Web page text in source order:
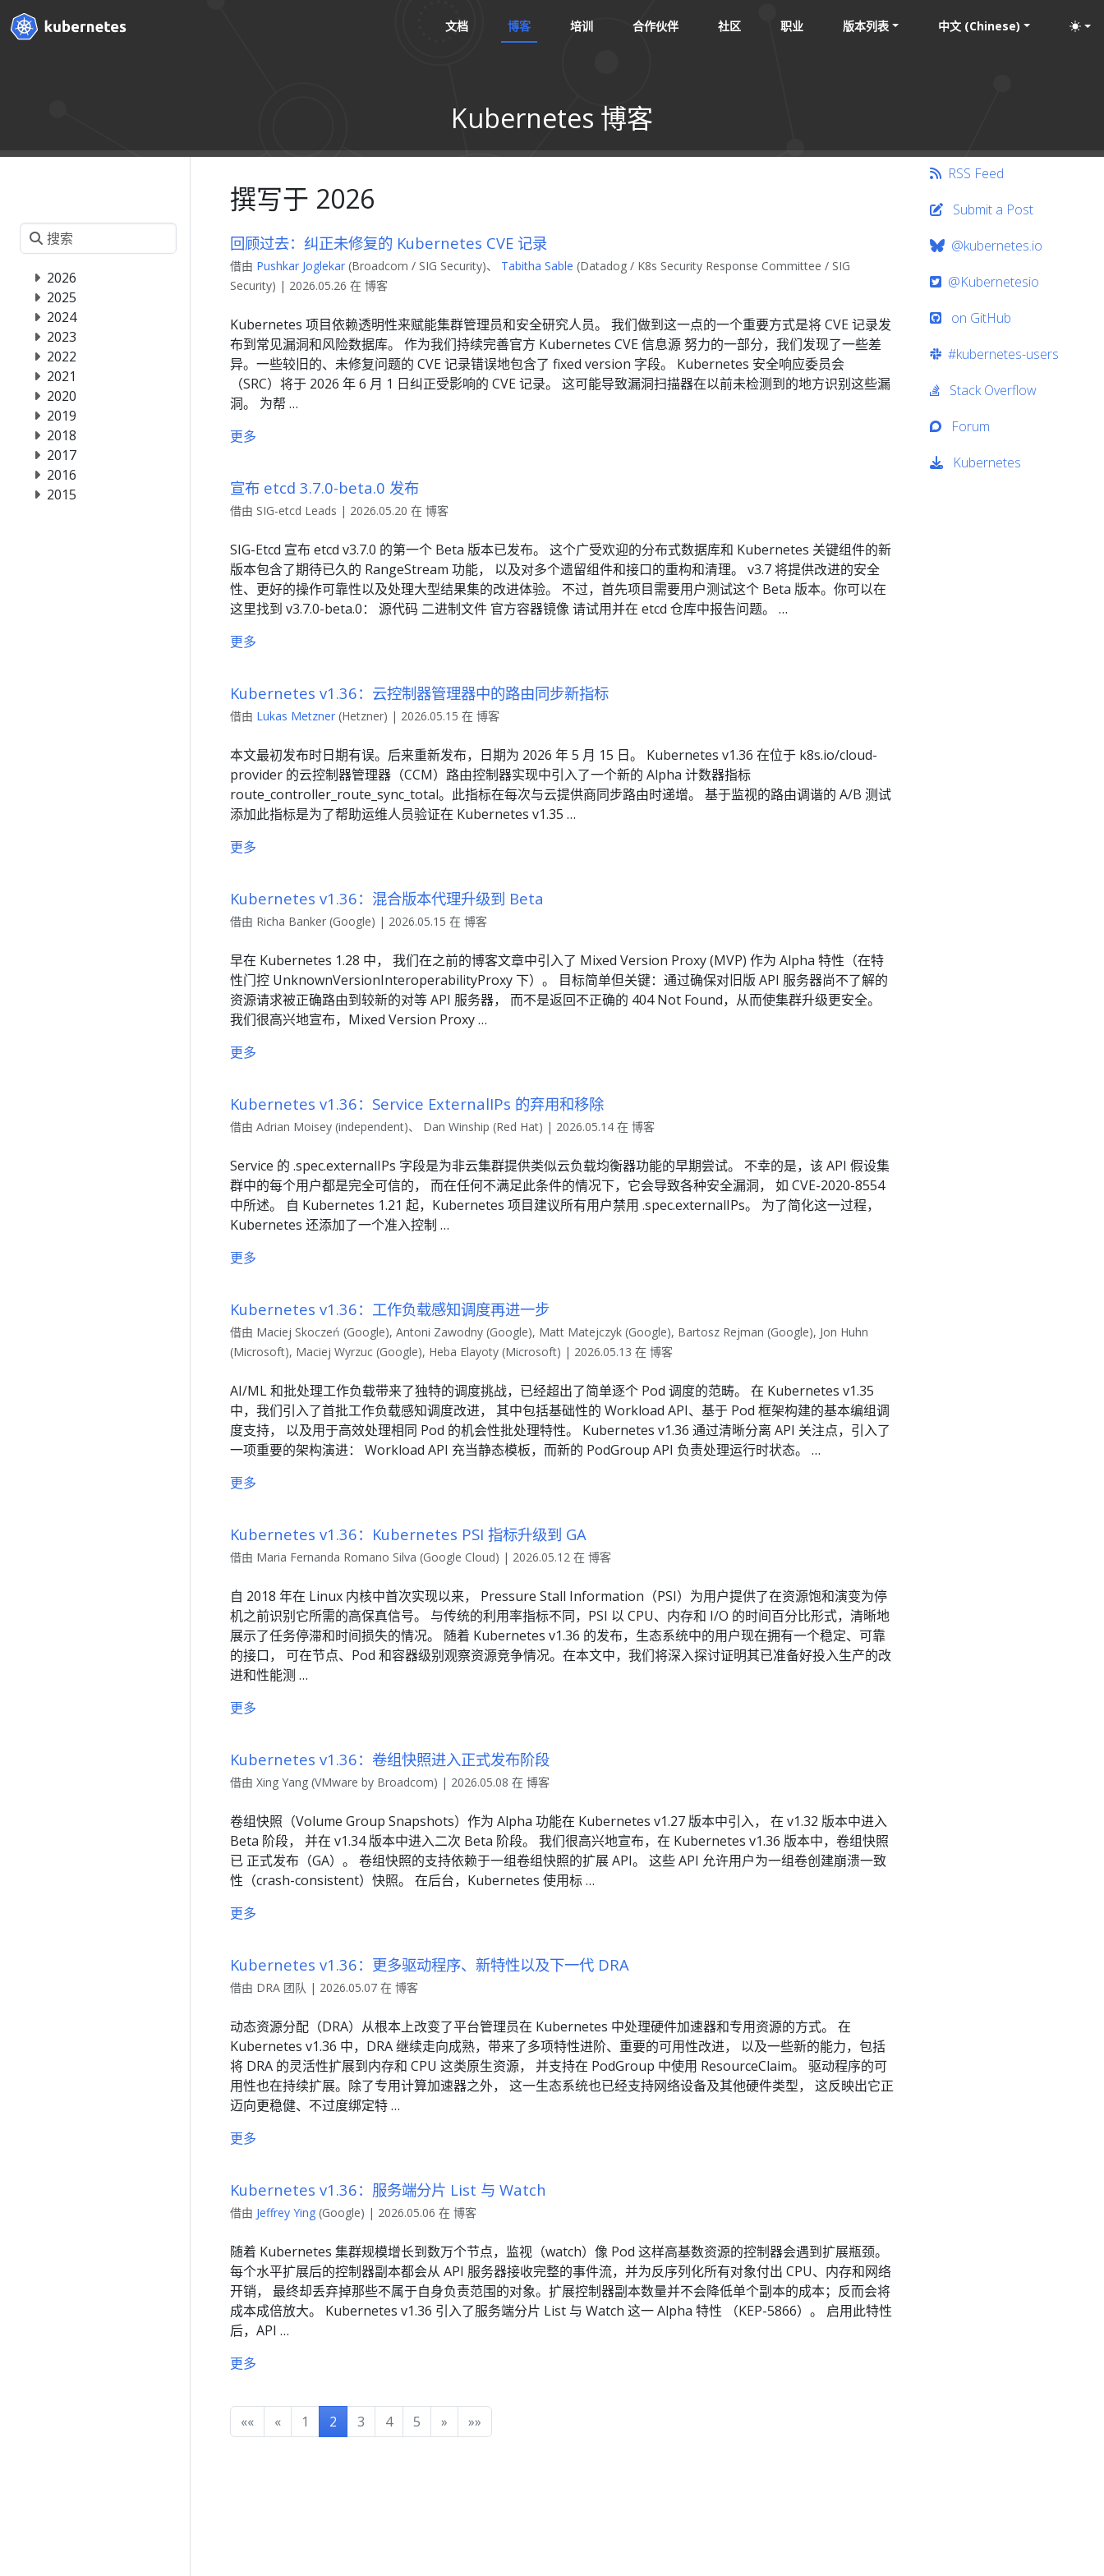
文档 博客 培训 合作伙伴 社区 职业 版本列表 中文 (Chinese)
Kubernetes 博客
2026
2025
2024
2023
2022
2021
2020
2019
2018
2017
2016
2015
撰写于 2026
回顾过去：纠正未修复的 Kubernetes CVE 记录
借由 Pushkar Joglekar (Broadcom / SIG Security)、 Tabitha Sable (Datadog / K8s Security Response Committee / SIG
Security) | 2026.05.26 在 博客
Kubernetes 项目依赖透明性来赋能集群管理员和安全研究人员。 我们做到这一点的一个重要方式是将 CVE 记录发
布到常见漏洞和风险数据库。 作为我们持续完善官方 Kubernetes CVE 信息源 努力的一部分，我们发现了一些差
异。一些较旧的、未修复问题的 CVE 记录错误地包含了 fixed version 字段。 Kubernetes 安全响应委员会
（SRC）将于 2026 年 6 月 1 日纠正受影响的 CVE 记录。 这可能导致漏洞扫描器在以前未检测到的地方识别这些漏
洞。 为帮 …
更多
宣布 etcd 3.7.0-beta.0 发布
借由 SIG-etcd Leads | 2026.05.20 在 博客
SIG-Etcd 宣布 etcd v3.7.0 的第一个 Beta 版本已发布。 这个广受欢迎的分布式数据库和 Kubernetes 关键组件的新
版本包含了期待已久的 RangeStream 功能， 以及对多个遗留组件和接口的重构和清理。 v3.7 将提供改进的安全
性、更好的操作可靠性以及处理大型结果集的改进体验。 不过，首先项目需要用户测试这个 Beta 版本。你可以在
这里找到 v3.7.0-beta.0： 源代码 二进制文件 官方容器镜像 请试用并在 etcd 仓库中报告问题。 …
更多
Kubernetes v1.36：云控制器管理器中的路由同步新指标
借由 Lukas Metzner (Hetzner) | 2026.05.15 在 博客
本文最初发布时日期有误。后来重新发布，日期为 2026 年 5 月 15 日。 Kubernetes v1.36 在位于 k8s.io/cloud-
provider 的云控制器管理器（CCM）路由控制器实现中引入了一个新的 Alpha 计数器指标
route_controller_route_sync_total。此指标在每次与云提供商同步路由时递增。 基于监视的路由调谐的 A/B 测试
添加此指标是为了帮助运维人员验证在 Kubernetes v1.35 …
更多
Kubernetes v1.36：混合版本代理升级到 Beta
借由 Richa Banker (Google) | 2026.05.15 在 博客
早在 Kubernetes 1.28 中， 我们在之前的博客文章中引入了 Mixed Version Proxy (MVP) 作为 Alpha 特性（在特
性门控 UnknownVersionInteroperabilityProxy 下）。 目标简单但关键：通过确保对旧版 API 服务器尚不了解的
资源请求被正确路由到较新的对等 API 服务器， 而不是返回不正确的 404 Not Found，从而使集群升级更安全。
我们很高兴地宣布，Mixed Version Proxy …
更多
Kubernetes v1.36：Service ExternalIPs 的弃用和移除
借由 Adrian Moisey (independent)、 Dan Winship (Red Hat) | 2026.05.14 在 博客
Service 的 .spec.externalIPs 字段是为非云集群提供类似云负载均衡器功能的早期尝试。 不幸的是，该 API 假设集
群中的每个用户都是完全可信的， 而在任何不满足此条件的情况下，它会导致各种安全漏洞， 如 CVE-2020-8554
中所述。 自 Kubernetes 1.21 起，Kubernetes 项目建议所有用户禁用 .spec.externalIPs。 为了简化这一过程，
Kubernetes 还添加了一个准入控制 …
更多
Kubernetes v1.36：工作负载感知调度再进一步
借由 Maciej Skoczeń (Google), Antoni Zawodny (Google), Matt Matejczyk (Google), Bartosz Rejman (Google), Jon Huhn
(Microsoft), Maciej Wyrzuc (Google), Heba Elayoty (Microsoft) | 2026.05.13 在 博客
AI/ML 和批处理工作负载带来了独特的调度挑战，已经超出了简单逐个 Pod 调度的范畴。 在 Kubernetes v1.35
中，我们引入了首批工作负载感知调度改进， 其中包括基础性的 Workload API、基于 Pod 框架构建的基本编组调
度支持， 以及用于高效处理相同 Pod 的机会性批处理特性。 Kubernetes v1.36 通过清晰分离 API 关注点，引入了
一项重要的架构演进： Workload API 充当静态模板，而新的 PodGroup API 负责处理运行时状态。 …
更多
Kubernetes v1.36：Kubernetes PSI 指标升级到 GA
借由 Maria Fernanda Romano Silva (Google Cloud) | 2026.05.12 在 博客
自 2018 年在 Linux 内核中首次实现以来， Pressure Stall Information（PSI）为用户提供了在资源饱和演变为停
机之前识别它所需的高保真信号。 与传统的利用率指标不同，PSI 以 CPU、内存和 I/O 的时间百分比形式，清晰地
展示了任务停滞和时间损失的情况。 随着 Kubernetes v1.36 的发布，生态系统中的用户现在拥有一个稳定、可靠
的接口， 可在节点、Pod 和容器级别观察资源竞争情况。在本文中，我们将深入探讨证明其已准备好投入生产的改
进和性能测 …
更多
Kubernetes v1.36：卷组快照进入正式发布阶段
借由 Xing Yang (VMware by Broadcom) | 2026.05.08 在 博客
卷组快照（Volume Group Snapshots）作为 Alpha 功能在 Kubernetes v1.27 版本中引入， 在 v1.32 版本中进入
Beta 阶段， 并在 v1.34 版本中进入二次 Beta 阶段。 我们很高兴地宣布，在 Kubernetes v1.36 版本中，卷组快照
已 正式发布（GA）。 卷组快照的支持依赖于一组卷组快照的扩展 API。 这些 API 允许用户为一组卷创建崩溃一致
性（crash-consistent）快照。 在后台，Kubernetes 使用标 …
更多
Kubernetes v1.36：更多驱动程序、新特性以及下一代 DRA
借由 DRA 团队 | 2026.05.07 在 博客
动态资源分配（DRA）从根本上改变了平台管理员在 Kubernetes 中处理硬件加速器和专用资源的方式。 在
Kubernetes v1.36 中，DRA 继续走向成熟，带来了多项特性进阶、重要的可用性改进， 以及一些新的能力，包括
将 DRA 的灵活性扩展到内存和 CPU 这类原生资源， 并支持在 PodGroup 中使用 ResourceClaim。 驱动程序的可
用性也在持续扩展。除了专用计算加速器之外， 这一生态系统也已经支持网络设备及其他硬件类型， 这反映出它正
迈向更稳健、不过度绑定特 …
更多
Kubernetes v1.36：服务端分片 List 与 Watch
借由 Jeffrey Ying (Google) | 2026.05.06 在 博客
随着 Kubernetes 集群规模增长到数万个节点，监视（watch）像 Pod 这样高基数资源的控制器会遇到扩展瓶颈。
每个水平扩展后的控制器副本都会从 API 服务器接收完整的事件流，并为反序列化所有对象付出 CPU、内存和网络
开销， 最终却丢弃掉那些不属于自身负责范围的对象。扩展控制器副本数量并不会降低单个副本的成本；反而会将
成本成倍放大。 Kubernetes v1.36 引入了服务端分片 List 与 Watch 这一 Alpha 特性 （KEP-5866）。 启用此特性
后，API …
更多
«« « 1 2 3 4 5 » »»
RSS Feed
Submit a Post
@kubernetes.io
@Kubernetesio
on GitHub
#kubernetes-users
Stack Overflow
Forum
Kubernetes